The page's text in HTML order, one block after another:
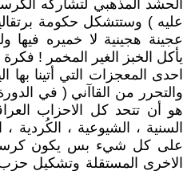
الحشد المذهبي لتشاركه
عليه ) وستتشكل حكومة
عجينة هجينية لا خميره
يأكل الخبز الغير المخمر ! فكرة
احدى المعجزات التي أتينا بها
والتحرر من القاآني ( في
هو أن تتحد كل الاحزاب
السنية ، الشيوعية ،
على كل شيء بس يكون
الاخرى المستقلة وتشكيل